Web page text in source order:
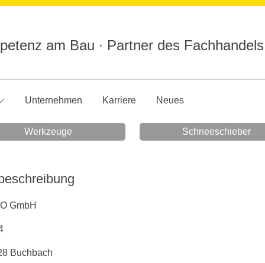
am Bau ∙ Partner des Fachhandels
Unternehmen Karriere Neues
Werkzeuge Schneeschieber
GmbH
Buchbach